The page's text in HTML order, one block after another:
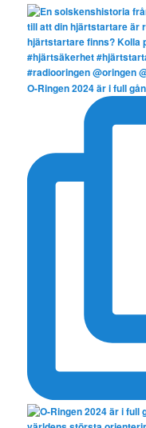
O-Ringen 2024 är i full